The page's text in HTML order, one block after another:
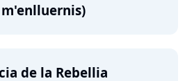
m'enlluernis)
de la Rebellia